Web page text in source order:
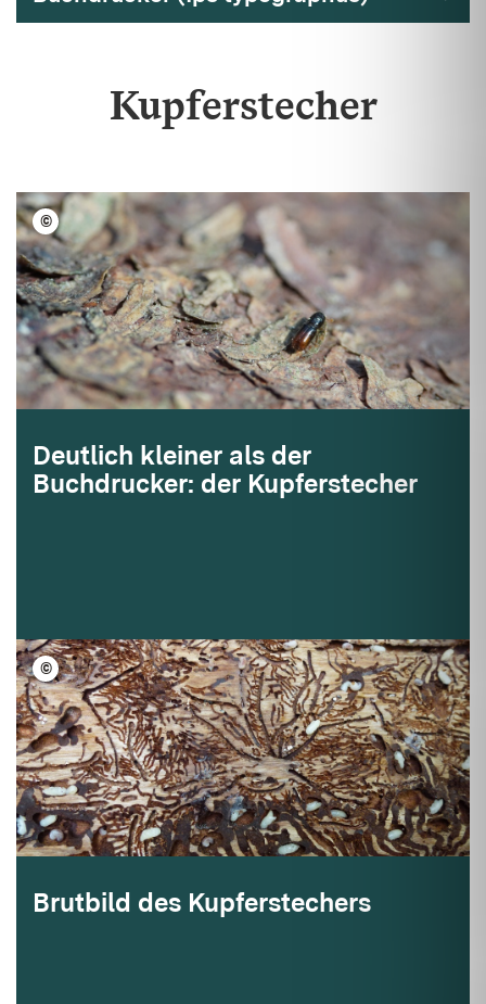
Kupferstecher
© FVA BW/Wegscheider
Deutlich kleiner als der
Buchdrucker: der Kupferstecher
© FVA BW/Sander
Brutbild des Kupferstechers